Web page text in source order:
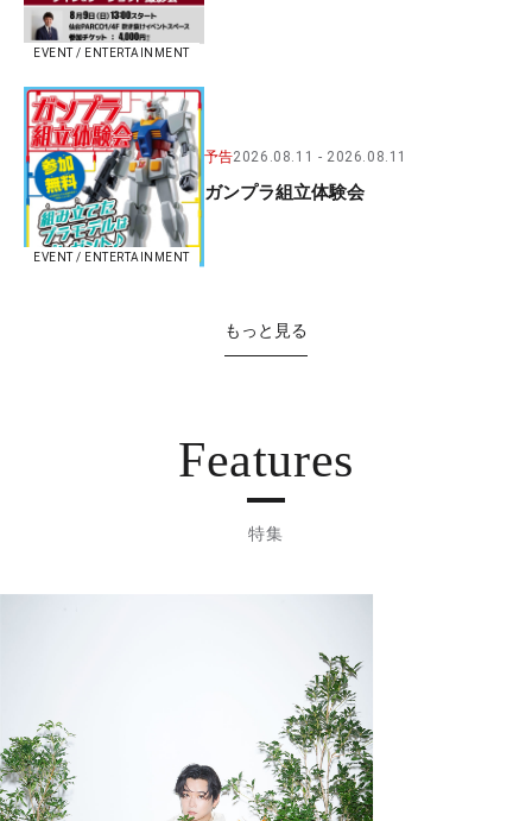
EVENT / ENTERTAINMENT
EVENT / ENTERTAINMENT
予告2026.08.11 2026.08.11
ガンプラ組立体験会
もっと見る
Features
特集